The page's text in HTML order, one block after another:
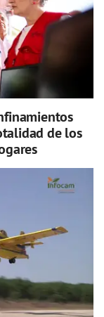
de los